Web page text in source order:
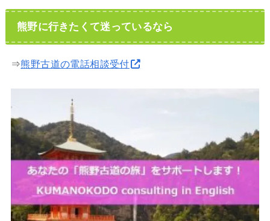
熊野に行きたくて迷っているなら
⇒熊野古道の電話相談受付